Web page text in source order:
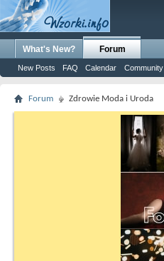
What's New? Forum
New Posts FAQ Calendar Community
Forum Zdrowie Moda i Uroda